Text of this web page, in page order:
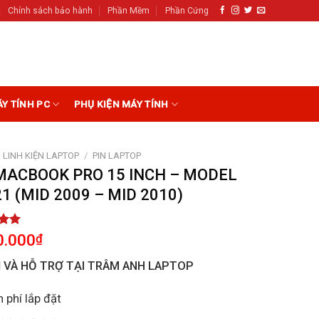
Chính sách bảo hành Phần Mềm Phần Cứng
TÍNH PC PHỤ KIỆN MÁY TÍNH
LINH KIỆN LAPTOP / PIN LAPTOP
PRO 15 INCH – MODEL
(MID 2009 – MID 2010)
₫
VÀ HỖ TRỢ TẠI TRÂM ANH LAPTOP
phí lắp đặt